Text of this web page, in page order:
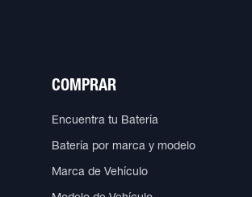
COMPRAR
Encuentra tu Batería
Batería por marca y modelo
Marca de Vehículo